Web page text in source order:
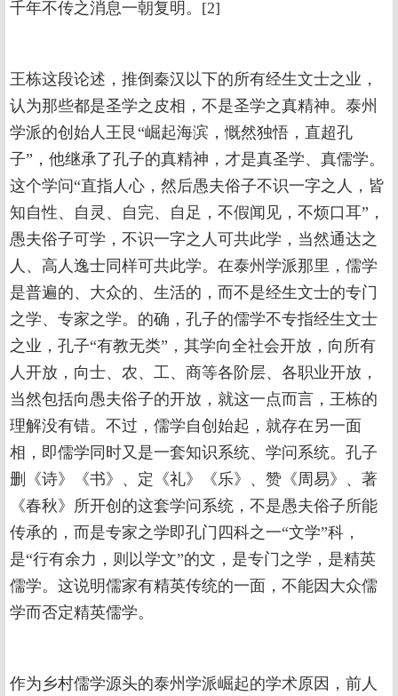
千年不传之消息一朝复明。[2]
王栋这段论述，推倒秦汉以下的所有经生文士之业，
认为那些都是圣学之皮相，不是圣学之真精神。泰州
学派的创始人王艮“崛起海滨，慨然独悟，直超孔
子”，他继承了孔子的真精神，才是真圣学、真儒学。
这个学问“直指人心，然后愚夫俗子不识一字之人，皆
知自性、自灵、自完、自足，不假闻见，不烦口耳”，
愚夫俗子可学，不识一字之人可共此学，当然通达之
人、高人逸士同样可共此学。在泰州学派那里，儒学
是普遍的、大众的、生活的，而不是经生文士的专门
之学、专家之学。的确，孔子的儒学不专指经生文士
之业，孔子“有教无类”，其学向全社会开放，向所有
人开放，向士、农、工、商等各阶层、各职业开放，
当然包括向愚夫俗子的开放，就这一点而言，王栋的
理解没有错。不过，儒学自创始起，就存在另一面
相，即儒学同时又是一套知识系统、学问系统。孔子
删《诗》《书》、定《礼》《乐》、赞《周易》、著
《春秋》所开创的这套学问系统，不是愚夫俗子所能
传承的，而是专家之学即孔门四科之一“文学”科，
是“行有余力，则以学文”的文，是专门之学，是精英
儒学。这说明儒家有精英传统的一面，不能因大众儒
学而否定精英儒学。
作为乡村儒学源头的泰州学派崛起的学术原因，前人